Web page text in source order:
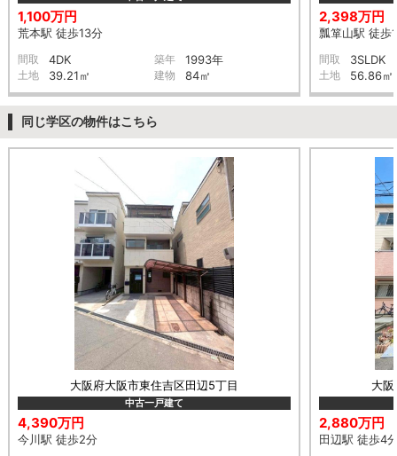
1,100万円
荒本駅 徒歩13分
間取 4DK 築年 1993年
土地 39.21㎡ 建物 84㎡
2,398万円
瓢箪山駅 徒歩
間取 3SLDK
土地 56.86㎡
同じ学区の物件はこちら
大阪府大阪市東住吉区田辺5丁目
中古一戸建て
4,390万円
今川駅 徒歩2分
大
2,880万円
田辺駅 徒歩4